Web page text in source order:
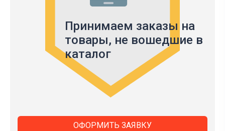
Принимаем заказы на
товары, не вошедшие в
каталог
ОФОРМИТЬ ЗАЯВКУ